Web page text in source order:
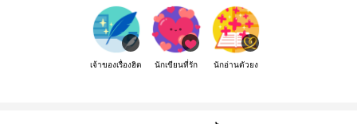
เจ้าของเรื่องฮิต นักเขียนที่รัก นักอ่านตัวยง